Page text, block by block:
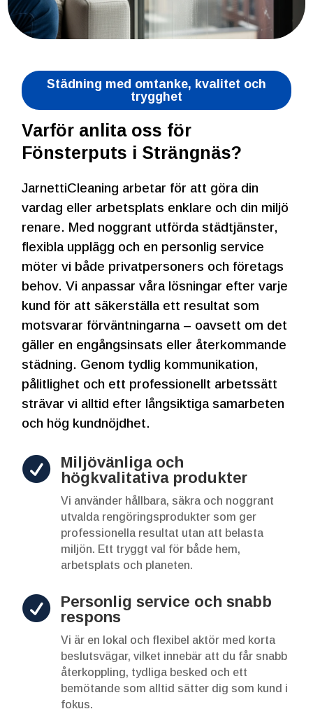
Städning med omtanke, kvalitet och
trygghet
Varför anlita oss för
Fönsterputs i Strängnäs?
JarnettiCleaning arbetar för att göra din
vardag eller arbetsplats enklare och din miljö
renare. Med noggrant utförda städtjänster,
flexibla upplägg och en personlig service
möter vi både privatpersoners och företags
behov. Vi anpassar våra lösningar efter varje
kund för att säkerställa ett resultat som
motsvarar förväntningarna – oavsett om det
gäller en engångsinsats eller återkommande
städning. Genom tydlig kommunikation,
pålitlighet och ett professionellt arbetssätt
strävar vi alltid efter långsiktiga samarbeten
och hög kundnöjdhet.

Miljövänliga och
högkvalitativa produkter
Vi använder hållbara, säkra och noggrant
utvalda rengöringsprodukter som ger
professionella resultat utan att belasta
miljön. Ett tryggt val för både hem,
arbetsplats och planeten.

Personlig service och snabb
respons
Vi är en lokal och flexibel aktör med korta
beslutsvägar, vilket innebär att du får snabb
återkoppling, tydliga besked och ett
bemötande som alltid sätter dig som kund i
fokus.